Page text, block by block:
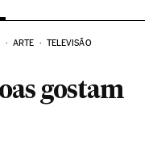
ARTE TELEVISÃO
gostam